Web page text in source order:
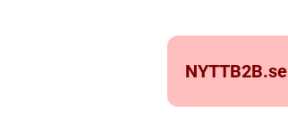
NYTTB2B.se